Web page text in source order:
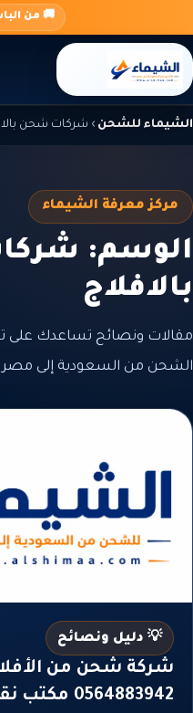
المحتوى
🚚 من
الشيماء للشحن › شركات شحن
مركز معرفة الشيماء
الوسم:
بالافلاج
مقالات ونصائح تساعدك
الشحن من السعودية إلى مصر.
💡 دليل ونصائح
شركة شحن من